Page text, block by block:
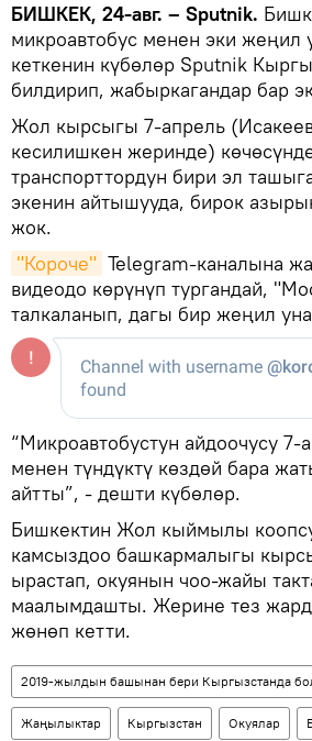
БИШКЕК, 24-авг. – Sputnik.
микроавтобус менен эки жеңил
кеткенин күбөлөр Sputnik
билдирип, жабыркагандар бар
Жол кырсыгы 7-апрель
кесилишкен жеринде)
транспорттордун бири эл
экенин айтышууда, бирок
жок.
"Короче" Telegram-каналына
видеодо көрүнүп тургандай,
талкаланып, дагы бир жеңил
“Микроавтобустун айдоочусу 7-
менен түндүктү көздөй бара
айтты”, - дешти күбөлөр.
Бишкектин Жол кыймылы
камсыздоо башкармалыгы
ырастап, окуянын чоо-жайы
маалымдашты. Жерине тез
жөнөп кетти.
2019-жылдын башынан бери Кыргызстанда
Жаңылыктар Кыргызстан Окуялар